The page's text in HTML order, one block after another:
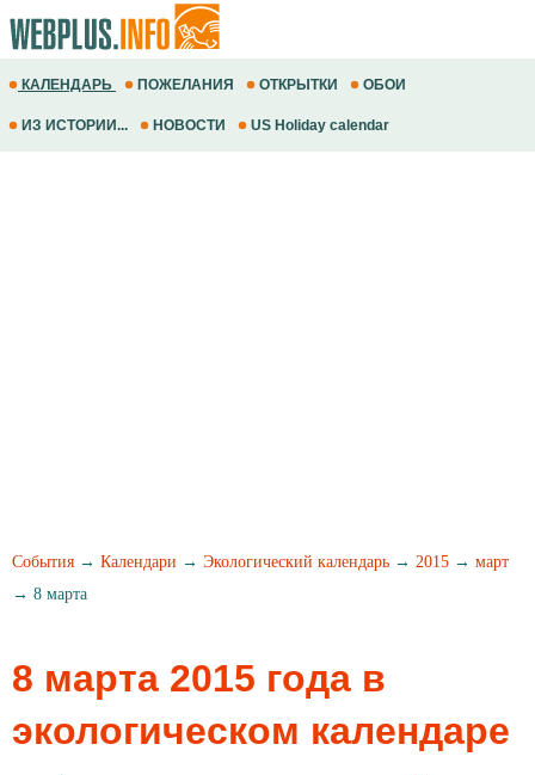
КАЛЕНДАРЬ ПОЖЕЛАНИЯ ОТКРЫТКИ ОБОИ
ИЗ ИСТОРИИ... НОВОСТИ US Holiday calendar
События → Календари → Экологический календарь → 2015 → март
→ 8 марта
8 марта 2015 года в
экологическом календаре